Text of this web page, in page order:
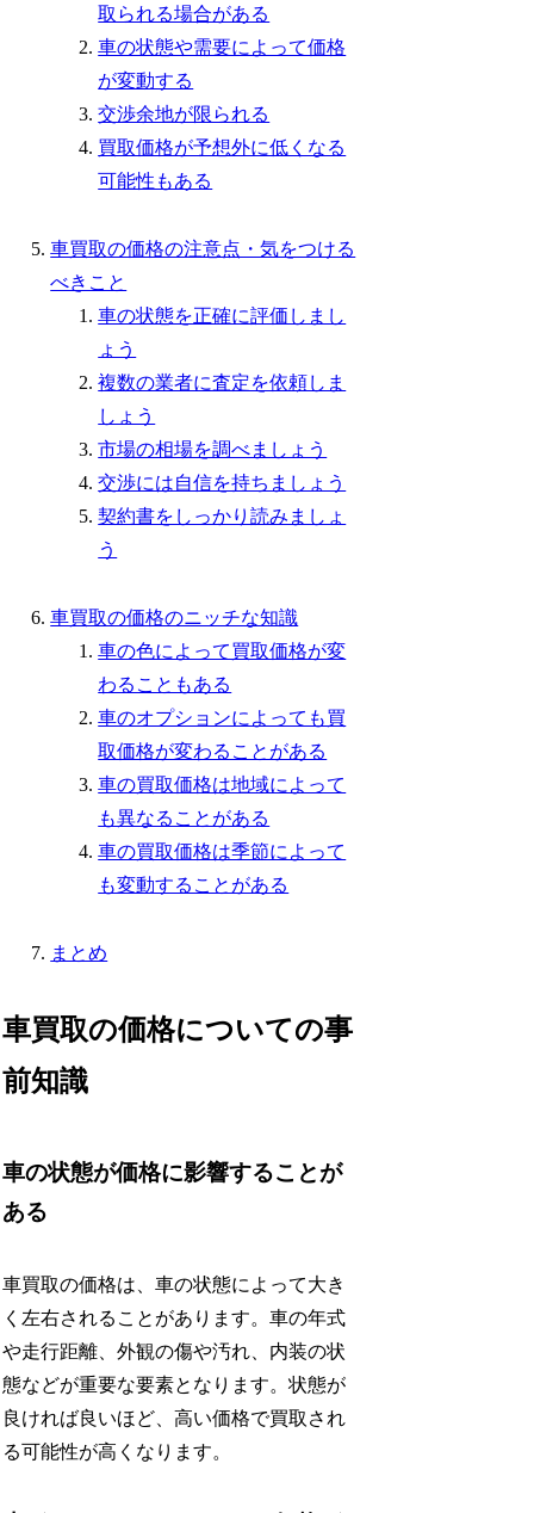
取られる場合がある
車の状態や需要によって価格
が変動する
交渉余地が限られる
買取価格が予想外に低くなる
可能性もある
車買取の価格の注意点・気をつける
べきこと
車の状態を正確に評価しまし
ょう
複数の業者に査定を依頼しま
しょう
市場の相場を調べましょう
交渉には自信を持ちましょう
契約書をしっかり読みましょ
う
車買取の価格のニッチな知識
車の色によって買取価格が変
わることもある
車のオプションによっても買
取価格が変わることがある
車の買取価格は地域によって
も異なることがある
車の買取価格は季節によって
も変動することがある
まとめ
車買取の価格についての事
前知識
車の状態が価格に影響することが
ある
車買取の価格は、車の状態によって大き
く左右されることがあります。車の年式
や走行距離、外観の傷や汚れ、内装の状
態などが重要な要素となります。状態が
良ければ良いほど、高い価格で買取され
る可能性が高くなります。